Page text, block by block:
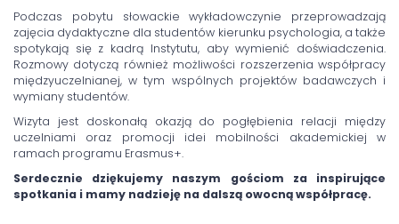
Podczas pobytu słowackie wykładowczynie przeprowadzają
zajęcia dydaktyczne dla studentów kierunku psychologia, a także
spotykają się z kadrą Instytutu, aby wymienić doświadczenia.
Rozmowy dotyczą również możliwości rozszerzenia współpracy
międzyuczelnianej, w tym wspólnych projektów badawczych i
wymiany studentów.
Wizyta jest doskonałą okazją do pogłębienia relacji między
uczelniami oraz promocji idei mobilności akademickiej w
ramach programu Erasmus+.
Serdecznie dziękujemy naszym gościom za inspirujące
spotkania i mamy nadzieję na dalszą owocną współpracę.